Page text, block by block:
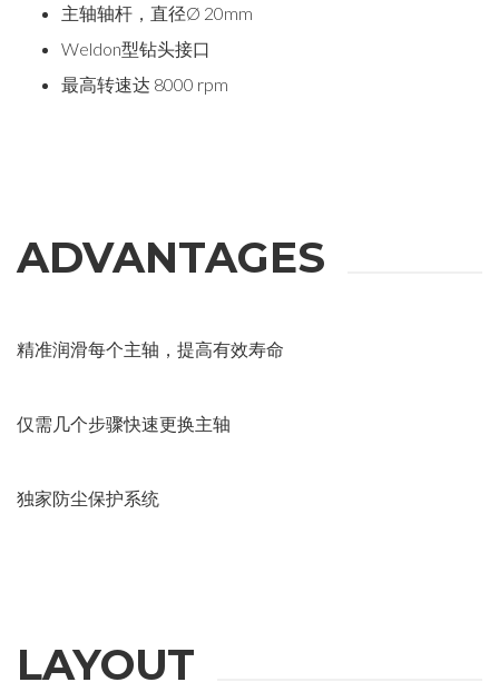
REQUEST
INFORMATION
主轴轴杆，直径Ø 20mm
Weldon型钻头接口
最高转速达 8000 rpm
ADVANTAGES
精准润滑每个主轴，提高有效寿命
仅需几个步骤快速更换主轴
独家防尘保护系统
LAYOUT